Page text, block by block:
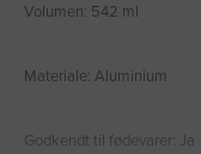
Volumen: 542 ml
Materiale: Aluminium
Godkendt til fødevarer: Ja